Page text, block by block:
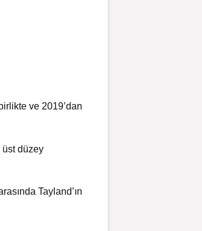
ve 2019’dan
üst düzey
Tayland’ın